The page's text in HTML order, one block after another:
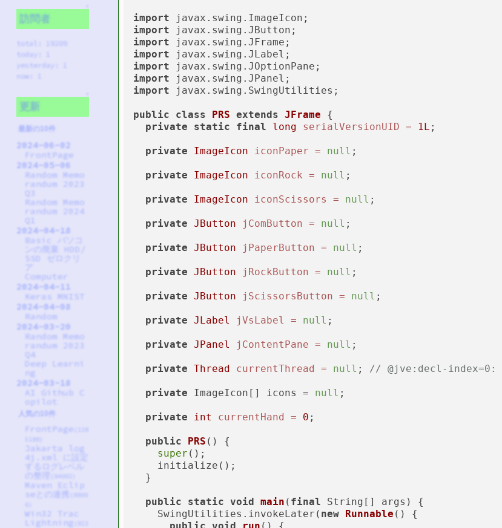
訪問者
total: 19209
today: 1
yesterday: 1
now: 1
更新
最新の10件
2024-06-02
FrontPage
2024-05-06
Random Memo
randum 2023
Q3
Random Memo
randum 2024
Q1
2024-04-18
Basic パソコ
ンの廃棄 HDD/
ア
Computer
2024-04-11
Keras MNIST
2024-04-08
Random
2024-03-20
Random Memo
randum 2023
Q4
Deep Learni
ng
2024-03-18
AI Github C
opilot
人気の10件
FrontPage
Jakarta log
4j.xml に設定
Maven Eclip
seとの連携
Win32 Trac
Lightning
import
import
import
import
import
import
import javax.swing.SwingUtilities;
public class PRS extends JFrame {
private
static final long serialVersionUID = 1L ;
private ImageIcon iconPaper = null ;
private ImageIcon iconRock = null ;
private ImageIcon iconScissors = null ;
private JButton jComButton = null ;
private JButton jPaperButton = null ;
private JButton jRockButton = null ;
private JButton jScissorsButton = null ;
private JLabel jVsLabel = null ;
private JPanel jContentPane = null ;
private Thread currentThread = null ; // @jve:decl-index=0:
private ImageIcon[] icons = null ;
private int currentHand = 0 ;
public PRS ()
{
super ();
    initialize();
  }
public static void main ( final String[] args)
{
    SwingUtilities.invokeLater(
new Runnable () {